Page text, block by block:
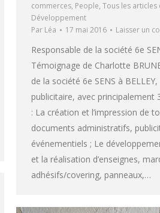
commerces, People, Tous les articles
Développement
Par Léa 17 mai 2016 Laisser un
Responsable de la société 6e
Témoignage de Charlotte
de la société 6e SENS à
publicitaire, avec principalement
: La création et l’impression de
documents administratifs,
événementiels ; Le
et la réalisation d’enseignes,
adhésifs/covering, panneaux,…